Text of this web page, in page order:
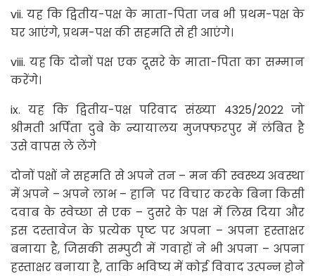
vii. यह कि द्वितीय-पक्ष के माता-पिता जब भी प्रथम-पक्ष के
घर आएंगे, प्रथम-पक्ष की सहमति से ही आएंगे।
viii. यह कि दोनों पक्ष एक दूसरे के माता-पिता का सम्मान
करेंगे।
ix. यह कि द्वितीय-पक्ष परिवाद संख्या 4325/2022 जो
श्रीमती अर्पिता दुबे के न्यायालय मुजफ्फरपुर में लंबित है
उसे वापस ले लेंगे
दोनों पक्षों ने सहमति से अपने तन – मन की स्वस्थ्य अवस्था
में अपने – अपने लाभ – हानि पर विचार करके बिना किसी
दवाब के स्वेच्छा से एक – दुसरे के पक्ष में लिख दिया और
इस दस्तावेज के प्रत्येक पृष्ट पर अपना – अपना हस्ताक्षर
बनाया है, जिसकी सम्पुटी में गवाहों ने भी अपना – अपना
हस्ताक्षर बनाया है, ताकि भविष्य में कोई विवाद उत्पन्न होने